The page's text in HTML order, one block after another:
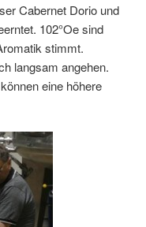
Cabernet Dorio und
102°Oe sind
stimmt.
langsam angehen.
eine höhere